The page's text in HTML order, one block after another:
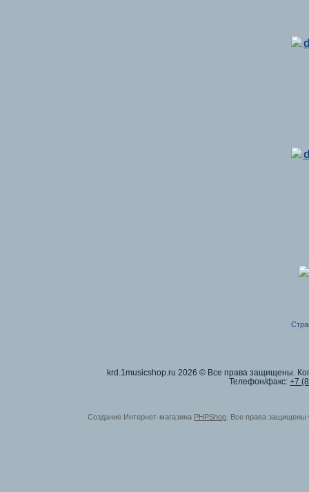
krd.1musicshop.ru 2026 © Все права защищены.
Телефон/факс: +7
Создание Интернет-магазина PHPShop . Все права защищены